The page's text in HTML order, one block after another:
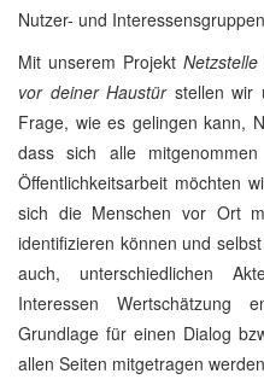
Nutzer- und
Mit unserem Projekt
vor deiner Haustürstellen wir
Frage, wie es gelingen kann,
dass sich alle
Öffentlichkeitsarbeit möchten
sich die Menschen vor Ort
identifizieren können und
auch, unterschiedlichen
Interessen Wertschätzung
Grundlage für einen Dialog
allen Seiten mitgetragen